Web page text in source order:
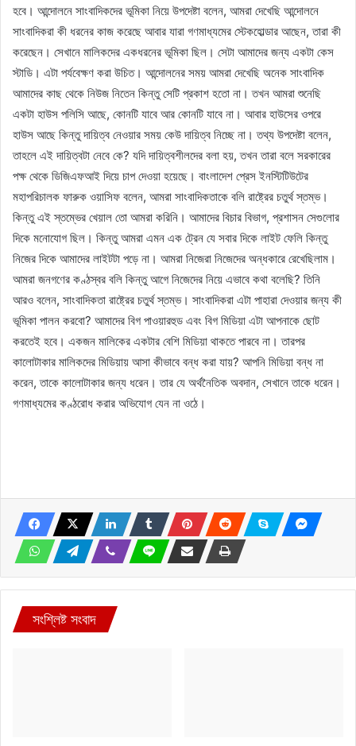
হবে। আন্দোলনে সাংবাদিকদের ভূমিকা নিয়ে উপদেষ্টা বলেন, আমরা দেখেছি আন্দোলনে
সাংবাদিকরা কী ধরনের কাজ করেছে আবার যারা গণমাধ্যমের স্টেকহোল্ডার আছেন, তারা কী
করেছেন। সেখানে মালিকদের একধরনের ভূমিকা ছিল। সেটা আমাদের জন্য একটা কেস
স্টাডি। এটা পর্যবেক্ষণ করা উচিত। আন্দোলনের সময় আমরা দেখেছি অনেক সাংবাদিক
আমাদের কাছ থেকে নিউজ নিতেন কিন্তু সেটি প্রকাশ হতো না। তখন আমরা শুনেছি
একটা হাউস পলিসি আছে, কোনটি যাবে আর কোনটি যাবে না। আবার হাউসের ওপরে
হাউস আছে কিন্তু দায়িত্ব নেওয়ার সময় কেউ দায়িত্ব নিচ্ছে না। তথ্য উপদেষ্টা বলেন,
তাহলে এই দায়িত্বটা নেবে কে? যদি দায়িত্বশীলদের বলা হয়, তখন তারা বলে সরকারের
পক্ষ থেকে ডিজিএফআই দিয়ে চাপ দেওয়া হয়েছে। বাংলাদেশ প্রেস ইনস্টিটিউটের
মহাপরিচালক ফারুক ওয়াসিফ বলেন, আমরা সাংবাদিকতাকে বলি রাষ্ট্রের চতুর্থ স্তম্ভ।
কিন্তু এই স্তম্ভের খেয়াল তো আমরা করিনি। আমাদের বিচার বিভাগ, প্রশাসন সেগুলোর
দিকে মনোযোগ ছিল। কিন্তু আমরা এমন এক ট্রেন যে সবার দিকে লাইট ফেলি কিন্তু
নিজের দিকে আমাদের লাইটটা পড়ে না। আমরা নিজেরা নিজেদের অন্ধকারে রেখেছিলাম।
আমরা জনগণের কণ্ঠস্বর বলি কিন্তু আগে নিজেদের নিয়ে এভাবে কথা বলেছি? তিনি
আরও বলেন, সাংবাদিকতা রাষ্ট্রের চতুর্থ স্তম্ভ। সাংবাদিকরা এটা পাহারা দেওয়ার জন্য কী
ভূমিকা পালন করবো? আমাদের বিগ পাওয়ারহুড এবং বিগ মিডিয়া এটা আপনাকে ছোট
করতেই হবে। একজন মালিকের একটার বেশি মিডিয়া থাকতে পারবে না। তারপর
কালোটাকার মালিকদের মিডিয়ায় আসা কীভাবে বন্ধ করা যায়? আপনি মিডিয়া বন্ধ না
করেন, তাকে কালোটাকার জন্য ধরেন। তার যে অর্থনৈতিক অবদান, সেখানে তাকে ধরেন।
গণমাধ্যমের কণ্ঠরোধ করার অভিযোগ যেন না ওঠে।
সংশ্লিষ্ট সংবাদ